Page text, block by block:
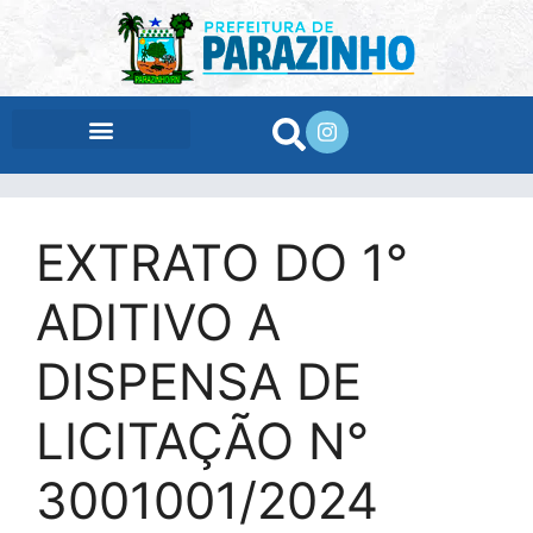
EXTRATO DO 1°
ADITIVO A
DISPENSA DE
LICITAÇÃO N°
3001001/2024